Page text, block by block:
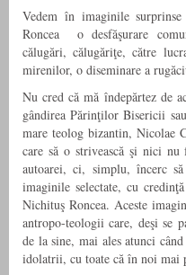
Vedem în imaginile
Roncea o desfăşurare
călugări, călugăriţe, către
mirenilor, o diseminare a
Nu cred că mă îndepărtez de
gândirea Părinţilor Bisericii
mare teolog bizantin, Nicolae
care să o strivească şi nici
autoarei, ci, simplu, încerc
imaginile selectate, cu
Nichituş Roncea. Aceste
antropo-teologii care, deşi se
de la sine, mai ales atunci
idolatrii, cu toate că în noi mai